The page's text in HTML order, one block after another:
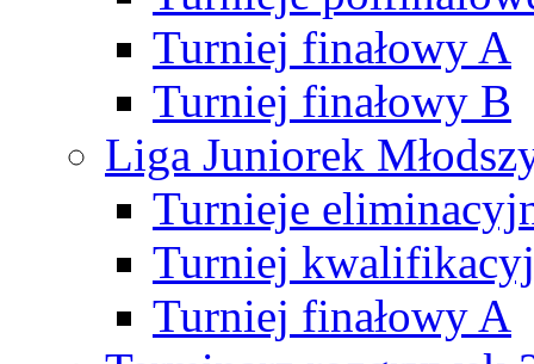
Turniej finałowy A
Turniej finałowy B
Liga Juniorek
Turnieje
Turniej
Turniej finałowy A